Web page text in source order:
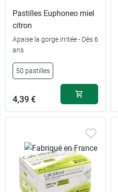
Pastilles Euphoneo miel
citron
Apaise la gorge irritée - Dès 6
ans
50 pastilles
4,39 €